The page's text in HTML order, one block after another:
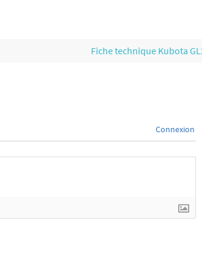
Fiche technique Kubota
Connexion